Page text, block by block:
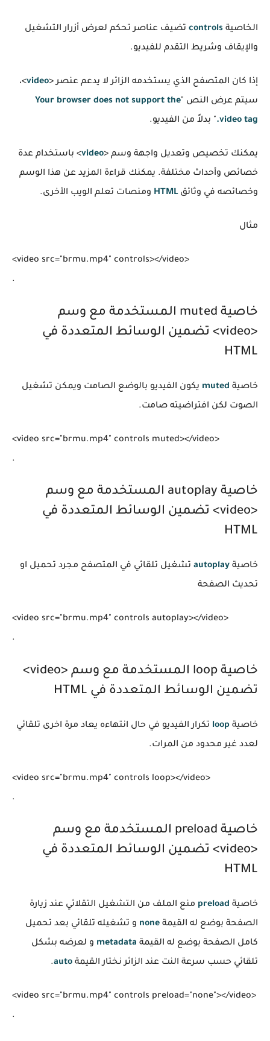
الخاصية controls تضيف عناصر تحكم لعرض أزرار التشغيل
والإيقاف وشريط التقدم للفيديو.
إذا كان المتصفح الذي يستخدمه الزائر لا يدعم عنصر <video>،
سيتم عرض النص "Your browser does not support the
video tag. " بدلاً من الفيديو.
يمكنك تخصيص وتعديل واجهة وسم <video> باستخدام عدة
خصائص وأحداث مختلفة. يمكنك قراءة المزيد عن هذا الوسم
وخصائصه في وثائقHTML ومنصات تعلم الويب الأخرى.
مثال
<video src="brmu.mp4" controls></video>
.
خاصية muted المستخدمة مع وسم
<video> تضمين الوسائط المتعددة في
HTML
خاصية muted يكون الفيديو بالوضع الصامت ويمكن تشغيل
الصوت لكن افتراضيته صامت.
<video src="brmu.mp4" controls muted></video>
خاصية autoplay المستخدمة مع وسم
<video> تضمين الوسائط المتعددة في
HTML
خاصية autoplay تشغيل تلقائي في المتصفح مجرد تحميل او
تحديث الصفحة
<video src="brmu.mp4" controls autoplay></video>
خاصية loop المستخدمة مع وسم <video>
تضمين الوسائط المتعددة في HTML
خاصية loop تكرار الفيديو في حال انتهاءه يعاد مرة اخرى تلقائي
لعدد غير محدود من المرات.
<video src="brmu.mp4" controls loop></video>
خاصية preload المستخدمة مع وسم
<video> تضمين الوسائط المتعددة في
HTML
خاصية preload منع الملف من التشغيل التقلائي عند زيارة
الصفحة بوضع له القيمة none و تشغيله تلقائي بعد تحميل
كامل الصفحة بوضع له القيمة metadata و لعرضه بشكل
تلقائي حسب سرعة النت عند الزائر نختار القيمة auto
.
<video src="brmu.mp4" controls preload="none"></video>